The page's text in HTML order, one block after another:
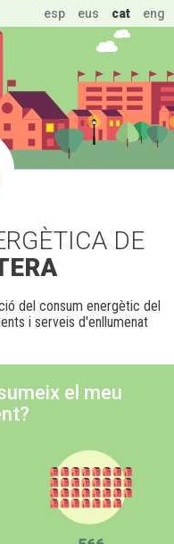
esp eus cat eng
DE
del consum energètic del
i serveis d'enllumenat
el meu